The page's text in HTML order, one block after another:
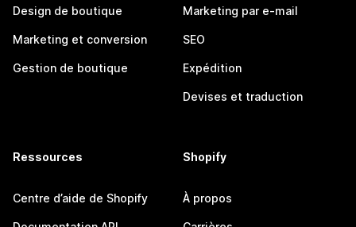
Design de boutique
Marketing et conversion
Gestion de boutique
Marketing par e-mail
SEO
Expédition
Devises et traduction
Ressources
Centre d’aide de Shopify
Shopify
À propos